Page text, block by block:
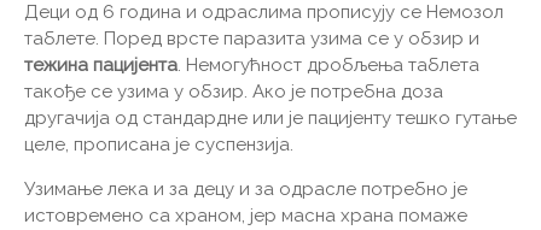
Деци од 6 година и одраслима прописују се Немозол
таблете. Поред врсте паразита узима се у обзир и
тежина пацијента. Немогућност дробљења таблета
такође се узима у обзир. Ако је потребна доза
другачија од стандардне или је пацијенту тешко гутање
целе, прописана је суспензија.
Узимање лека и за децу и за одрасле потребно је
истовремено са храном, јер масна храна помаже